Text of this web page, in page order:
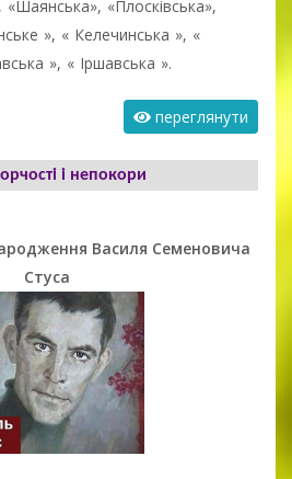
«Шаянська», «Плосківська»,
», « Келечинська », «
», « Іршавська ».
переглянути
і непокори
Василя Семеновича
Стуса